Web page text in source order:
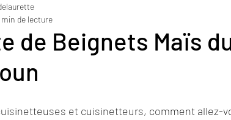
de Beignets Maïs
min de lecture
et cuisinetteurs, comment allez-